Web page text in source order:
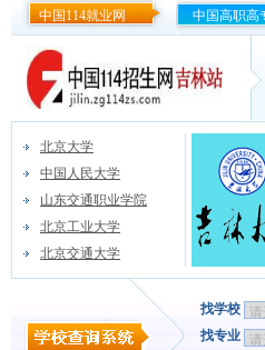
中国114就业网 中国高职高
北京大学
中国人民大学
山东交通职业学院
北京工业大学
北京交通大学
找学校
找专业